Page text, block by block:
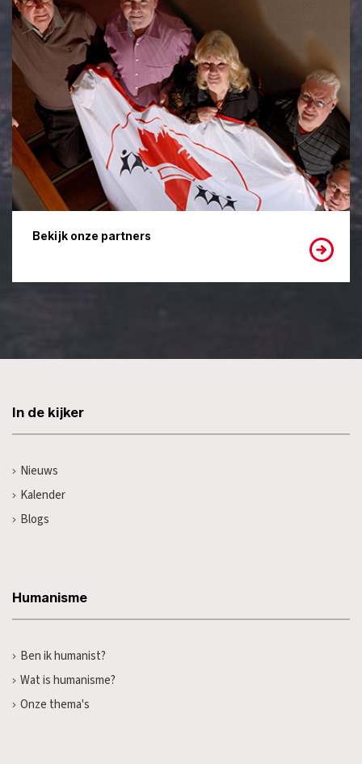
Bekijk onze partners
In de kijker
Nieuws
Kalender
Blogs
Humanisme
Ben ik humanist?
Wat is humanisme?
Onze thema's